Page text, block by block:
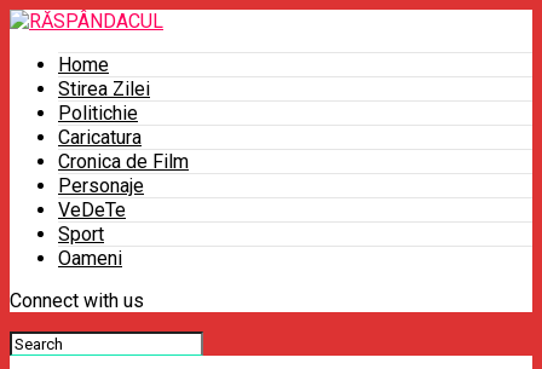
Home
Stirea Zilei
Politichie
Caricatura
Cronica de Film
Personaje
VeDeTe
Sport
Oameni
Connect with us